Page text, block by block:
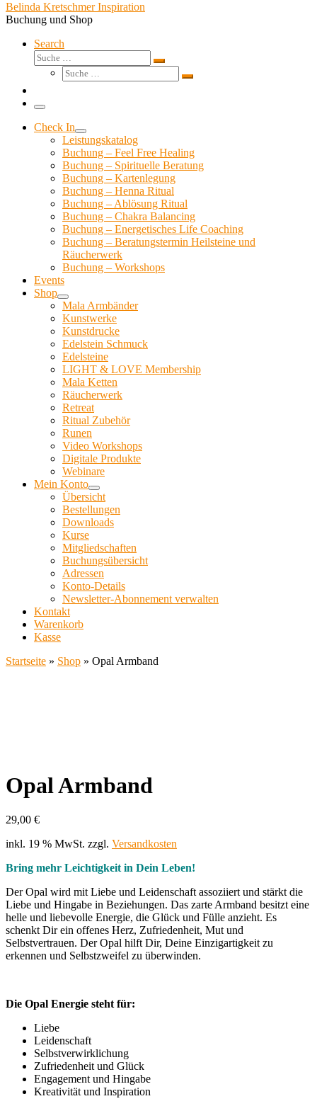
Belinda Kretschmer Inspiration
Buchung und Shop
Search
Suche
Suche
Suche
Suche
Menü
Check In
Leistungskatalog
Buchung – Feel Free Healing
Buchung – Spirituelle Beratung
Buchung – Kartenlegung
Buchung – Henna Ritual
Buchung – Ablösung Ritual
Buchung – Chakra Balancing
Buchung – Energetisches Life Coaching
Buchung – Beratungstermin Heilsteine und
Räucherwerk
Buchung – Workshops
Events
Shop
Mala Armbänder
Kunstwerke
Kunstdrucke
Edelstein Schmuck
Edelsteine
LIGHT & LOVE Membership
Mala Ketten
Räucherwerk
Retreat
Ritual Zubehör
Runen
Video Workshops
Digitale Produkte
Webinare
Mein Konto
Übersicht
Bestellungen
Downloads
Kurse
Mitgliedschaften
Buchungsübersicht
Adressen
Konto-Details
Newsletter-Abonnement verwalten
Kontakt
Warenkorb
Kasse
Startseite » Shop » Opal Armband
Opal Armband
29,00 €
inkl. 19 % MwSt. zzgl. Versandkosten
Bring mehr Leichtigkeit in Dein Leben!
Der Opal wird mit Liebe und Leidenschaft assoziiert und stärkt die
Liebe und Hingabe in Beziehungen. Das zarte Armband besitzt eine
helle und liebevolle Energie, die Glück und Fülle anzieht. Es
schenkt Dir ein offenes Herz, Zufriedenheit, Mut und
Selbstvertrauen. Der Opal hilft Dir, Deine Einzigartigkeit zu
erkennen und Selbstzweifel zu überwinden.
Die Opal Energie steht für:
Liebe
Leidenschaft
Selbstverwirklichung
Zufriedenheit und Glück
Engagement und Hingabe
Kreativität und Inspiration